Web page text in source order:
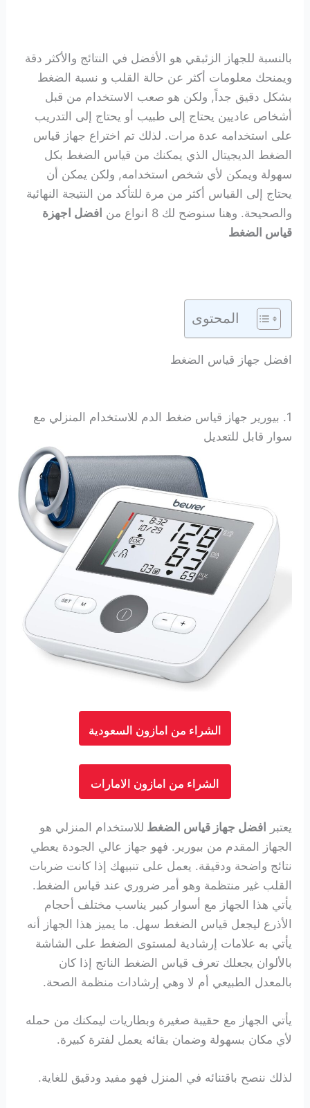
بالنسبة للجهاز الزئبقي هو الأفضل في النتائج والأكثر دقة
ويمنحك معلومات أكثر عن حالة القلب و نسبة الضغط
بشكل دقيق جداً, ولكن هو صعب الاستخدام من قبل
أشخاص عاديين يحتاج إلى طبيب أو يحتاج إلى التدريب
على استخدامه عدة مرات. لذلك تم اختراع جهاز قياس
الضغط الديجيتال الذي يمكنك من قياس الضغط بكل
سهولة ويمكن لأي شخص استخدامه, ولكن يمكن أن
يحتاج إلى القياس أكثر من مرة للتأكد من النتيجة النهائية
والصحيحة. وهنا سنوضح لك 8 انواع من
افضل اجهزة
قياس الضغط
المحتوى
افضل جهاز قياس الضغط
1. بيورير جهاز قياس ضغط الدم للاستخدام المنزلي مع
سوار قابل للتعديل
الشراء من امازون السعودية
الشراء من امازون الامارات
يعتبر افضل جهاز قياس الضغط للاستخدام المنزلي هو
الجهاز المقدم من بيورير. فهو جهاز عالي الجودة يعطي
نتائج واضحة ودقيقة. يعمل على تنبيهك إذا كانت ضربات
القلب غير منتظمة وهو أمر ضروري عند قياس الضغط.
يأتي هذا الجهاز مع أسوار كبير يناسب مختلف أحجام
الأذرع ليجعل قياس الضغط سهل. ما يميز هذا الجهاز أنه
يأتي به علامات إرشادية لمستوى الضغط على الشاشة
بالألوان يجعلك تعرف قياس الضغط الناتج إذا كان
بالمعدل الطبيعي أم لا وهي إرشادات منظمة الصحة.
يأتي الجهاز مع حقيبة صغيرة وبطاريات ليمكنك من حمله
لأي مكان بسهولة وضمان بقائه يعمل لفترة كبيرة.
لذلك ننصح باقتنائه في المنزل فهو مفيد ودقيق للغاية.